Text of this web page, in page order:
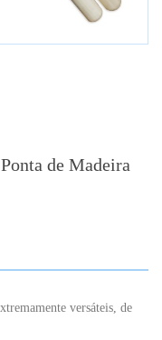
de Madeira
versáteis, de